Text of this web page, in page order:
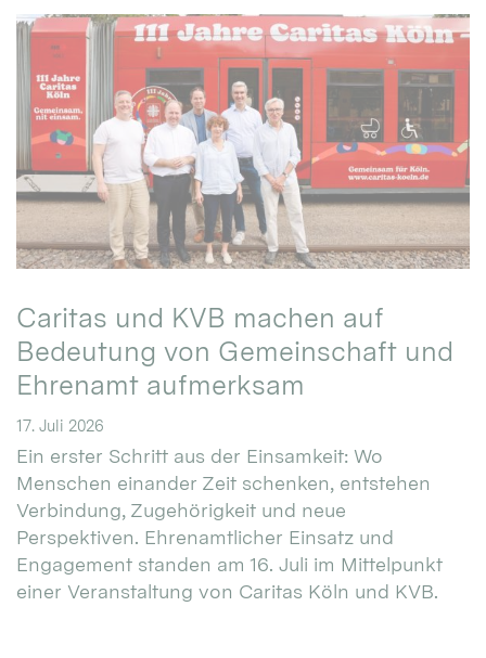
Caritas und KVB machen auf
Bedeutung von Gemeinschaft und
Ehrenamt aufmerksam
17. Juli 2026
Ein erster Schritt aus der Einsamkeit: Wo
Menschen einander Zeit schenken, entstehen
Verbindung, Zugehörigkeit und neue
Perspektiven. Ehrenamtlicher Einsatz und
Engagement standen am 16. Juli im Mittelpunkt
einer Veranstaltung von Caritas Köln und KVB.